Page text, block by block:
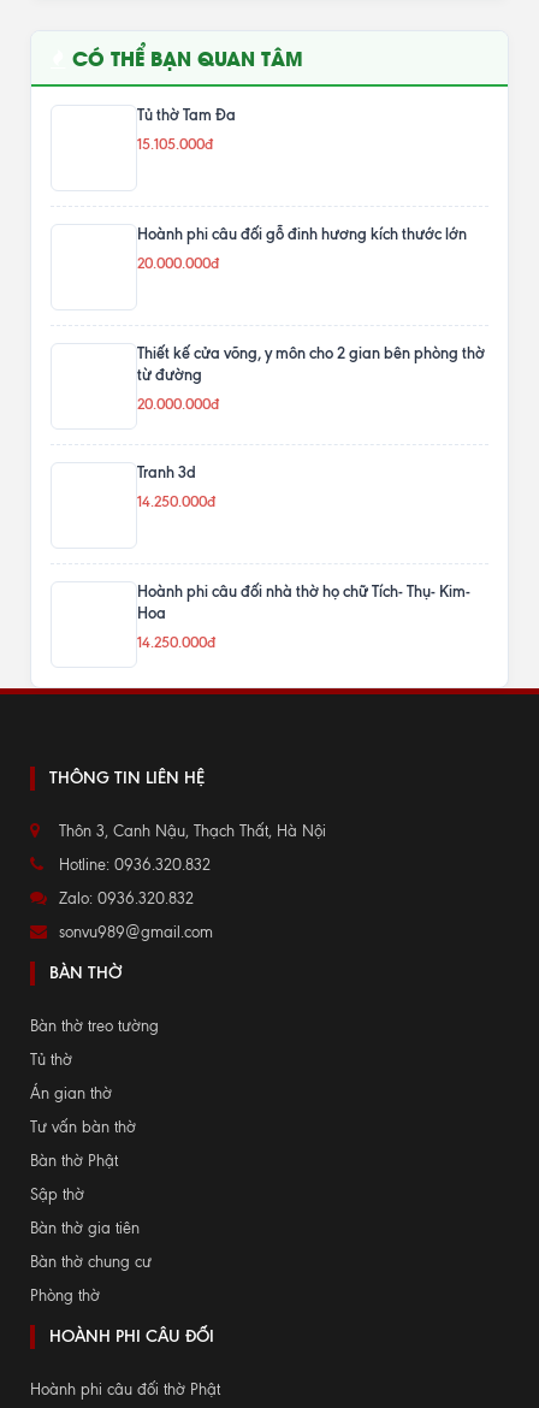
CÓ THỂ BẠN QUAN TÂM
Tủ thờ Tam Đa
15.105.000đ
Hoành phi câu đối gỗ đinh hương kích thước lớn
20.000.000đ
Thiết kế cửa võng, y môn cho 2 gian bên phòng thờ
từ đường
20.000.000đ
Tranh 3d
14.250.000đ
Hoành phi câu đối nhà thờ họ chữ Tích- Thụ- Kim-
Hoa
14.250.000đ
THÔNG TIN LIÊN HỆ
Thôn 3, Canh Nậu, Thạch Thất, Hà Nội
Hotline: 0936.320.832
Zalo: 0936.320.832
sonvu989@gmail.com
BÀN THỜ
Bàn thờ treo tường
Tủ thờ
Án gian thờ
Tư vấn bàn thờ
Bàn thờ Phật
Sập thờ
Bàn thờ gia tiên
Bàn thờ chung cư
Phòng thờ
HOÀNH PHI CÂU ĐỐI
Hoành phi câu đối thờ Phật